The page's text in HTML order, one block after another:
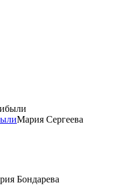
Мария Сергеева
Бондарева